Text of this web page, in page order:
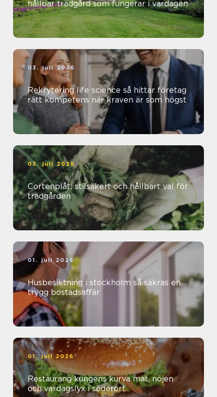
hållbar trädgård som fungerar i vardagen
03. juli 2026
Rekrytering life science så hittar företag
rätt kompetens när kraven är som högst
03. juli 2026
Cortenplåt: stilsäkert och hållbart val för
trädgården
01. juli 2026
Husbesiktning i stockholm så säkras en
trygg bostadsaffär
01. juli 2026
Restaurang kungens kurva mat, nöjen
och vardagslyx i söderort